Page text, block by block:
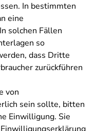
In bestimmten
eine
solchen Fällen
so
dass Dritte
zurückführen
von
sein sollte, bitten
Einwilligung. Sie